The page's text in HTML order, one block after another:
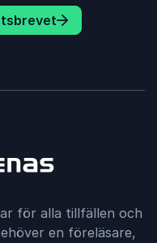
för alla tillfällen och
en föreläsare,